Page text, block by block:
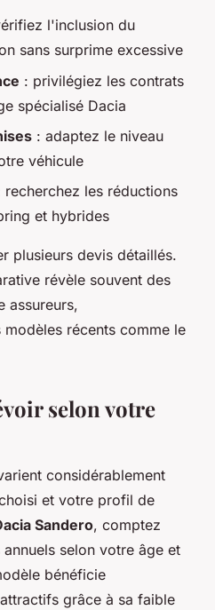
l'inclusion du
sans surprime excessive
: privilégiez les contrats
spécialisé Dacia
: adaptez le niveau
véhicule
recherchez les réductions
et hybrides
plusieurs devis détaillés.
révèle souvent des
assureurs,
récents comme le
selon votre
considérablement
et votre profil de
Sandero, comptez
selon votre âge et
bénéficie
grâce à sa faible